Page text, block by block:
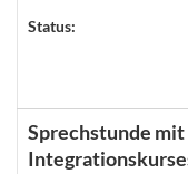
Status:
Sprechstunde